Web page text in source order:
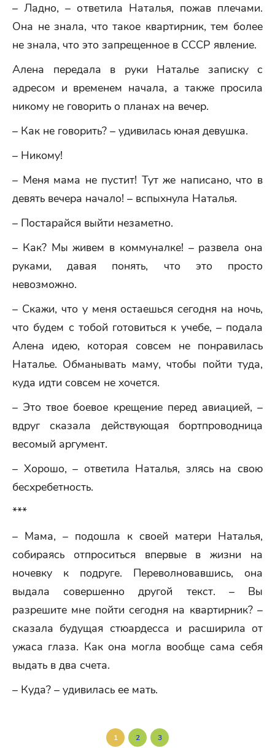
– Ладно, – ответила Наталья, пожав плечами.
Она не знала, что такое квартирник, тем более
не знала, что это запрещенное в СССР явление.
Алена передала в руки Наталье записку с
адресом и временем начала, а также просила
никому не говорить о планах на вечер.
– Как не говорить? – удивилась юная девушка.
– Никому!
– Меня мама не пустит! Тут же написано, что в
девять вечера начало! – вспыхнула Наталья.
– Постарайся выйти незаметно.
– Как? Мы живем в коммуналке! – развела она
руками, давая понять, что это просто
невозможно.
– Скажи, что у меня остаешься сегодня на ночь,
что будем с тобой готовиться к учебе, – подала
Алена идею, которая совсем не понравилась
Наталье. Обманывать маму, чтобы пойти туда,
куда идти совсем не хочется.
– Это твое боевое крещение перед авиацией, –
вдруг сказала действующая бортпроводница
весомый аргумент.
– Хорошо, – ответила Наталья, злясь на свою
бесхребетность.
***
– Мама, – подошла к своей матери Наталья,
собираясь отпроситься впервые в жизни на
ночевку к подруге. Переволновавшись, она
выдала совершенно другой текст. – Вы
разрешите мне пойти сегодня на квартирник? –
сказала будущая стюардесса и расширила от
ужаса глаза. Как она могла вообще сама себя
выдать в два счета.
– Куда? – удивилась ее мать.
1 2 3